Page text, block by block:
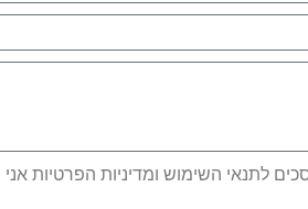
לתנאי השימוש ומדיניות הפרטיות